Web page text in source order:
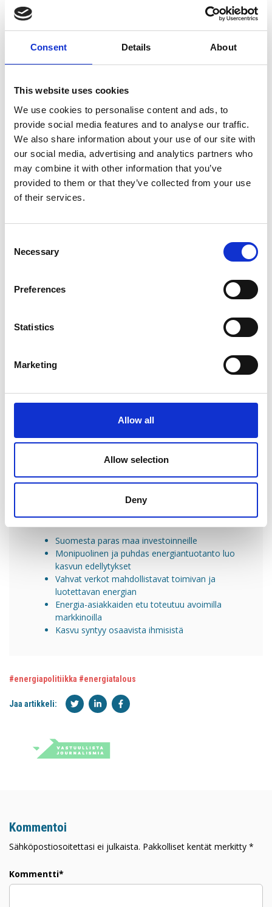
Consent Details About
This website uses cookies
We use cookies to personalise content and ads, to
provide social media features and to analyse our traffic.
We also share information about your use of our site with
our social media, advertising and analytics partners who
may combine it with other information that you’ve
provided to them or that they’ve collected from your use
of their services.
Selection
Necessary
Preferences
Statistics
Marketing
Allow all
Allow selection
Deny
Kaukolämmöntuotannossa sähkökattiloiden käyttö on yleistynyt
nopeasti. Tekniikka on yksinkertaista ja koeteltua. Siksi
sähkökattiloiden yhteenlasketun tehon arvioidaan nousevan
tämän vuoden aikana lähemmäs 2000 megawattia.
hintavaihteluita. Yleensä sähkökattiloita käytetään silloin, kun
— Sähkökattiloiden yleistyminen edistää kaukolämmityksen
sähköistymistä, Leskelä toteaa.
Leskelän mielestä biopolttoaineiden käytön verottomuus ja
teollisuuden muita alhaisempi sähkövero edistävät
sähköistymistä ja puhtaan sähkön hyödyntämistä. Tästä on
hyvä pitää kiinni.
Leskelä on tyytyväinen siitä, että vetyverkkoa suunnitellaan jo
eduskunnan käsittelyyn syksyllä.
olisi hyvä laatia Suomeen puhtaiden kaasujen strategia.
Markkinat ratkaisevat suuren osan asioista, jos markkinoiden
annetaan toimia. Leskelä huomauttaa, että joskus markkinoiden
— Valtion on yhdessä esimerkiksi energiatoimialan kanssa
ratkaisemaan. Samalla voidaan miettiä se, millä tavalla tällaiset
lisävarmuuksia, niin ne on pohdittava erikseen ja pidettävä
erossa markkinaehtoisesta toiminnasta.
Energiateollisuuden eväät kasvuun ja
vaurauteen
Suomesta paras maa investoinneille
Monipuolinen ja puhdas energiantuotanto luo
kasvun edellytykset
Vahvat verkot mahdollistavat toimivan ja
luotettavan energian
Energia-asiakkaiden etu toteutuu avoimilla
markkinoilla
Kasvu syntyy osaavista ihmisistä
#energiapolitiikka #energiatalous
Jaa artikkeli:
Kommentoi
Sähköpostiosoitettasi ei julkaista. Pakkolliset kentät merkitty *
Kommentti*